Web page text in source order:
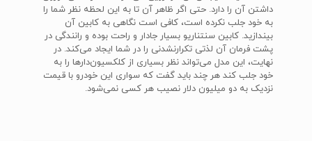
داشتن آن را دارد. حتی اگر ظاهر آن تا به این لحظه نظر شما را
به خود جلب نکرده است، کافی است نگاهی به کابین آن
بیندازید. کابین سنتناریو بسیار جادار و راحت بوده و رانندگی در
پشت فرمان آن لذتی تکرارنشدنی را در شما ایجاد می‌کند. در
نهایت، این مدل می‌تواند نظر بسیاری از کلکسیون‌دارها را به
خود جلب کند هر چند باید گفت که سواری این خودرو با قیمت
نزدیک به دو میلیون دلار نصیب هر کسی نمی‌شود.